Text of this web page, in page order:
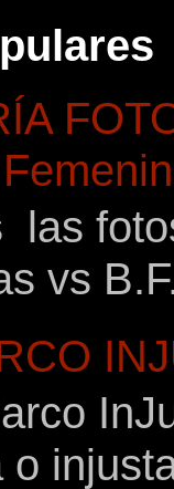
las
vs
o